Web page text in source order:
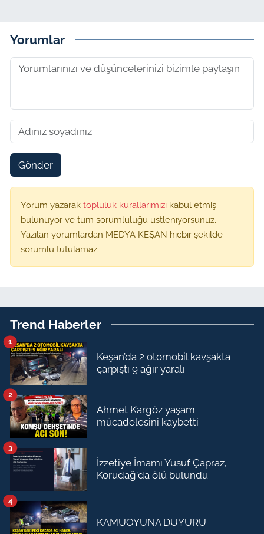
Yorumlar
Gönder
Yorum yazarak topluluk kurallarımızı kabul etmiş
bulunuyor ve tüm sorumluluğu üstleniyorsunuz.
Yazılan yorumlardan MEDYA KEŞAN hiçbir şekilde
sorumlu tutulamaz.
Trend Haberler
Keşan’da 2 otomobil kavşakta
çarpıştı 9 ağır yaralı
1
Ahmet Kargöz yaşam
mücadelesini kaybetti
2
İzzetiye İmamı Yusuf Çapraz,
Korudağ'da ölü bulundu
3
KAMUOYUNA DUYURU
4